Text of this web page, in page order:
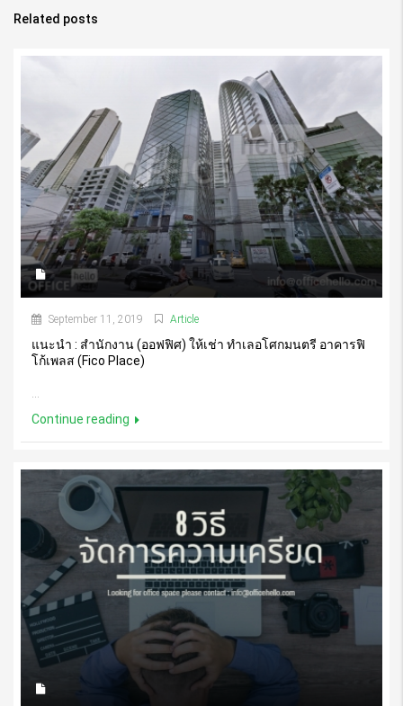
Related posts
September 11, 2019 Article
แนะนำ : สำนักงาน (ออฟฟิศ) ให้เช่า ทำเลอโศกมนตรี อาคารฟิ
โก้เพลส (Fico Place)
...
Continue reading